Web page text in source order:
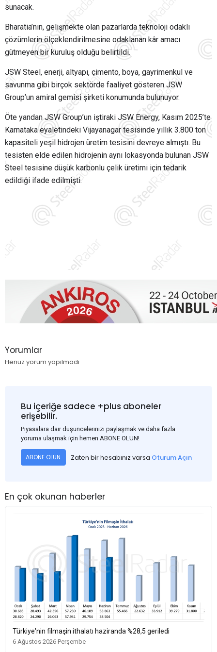
sunacak.
Bharatia’nın, gelişmekte olan pazarlarda teknoloji odaklı
çözümlerin ölçeklendirilmesine odaklanan kâr amacı
gütmeyen bir kuruluş olduğu belirtildi.
JSW Steel, enerji, altyapı, çimento, boya, gayrimenkul ve
savunma gibi birçok sektörde faaliyet gösteren JSW
Group’un amiral gemisi şirketi konumunda bulunuyor.
Öte yandan JSW Group’un iştiraki JSW Energy, Kasım 2025’te
Karnataka eyaletindeki Vijayanagar tesisinde yıllık 3.800 ton
kapasiteli yeşil hidrojen üretim tesisini devreye almıştı. Bu
tesisten elde edilen hidrojenin aynı lokasyonda bulunan JSW
Steel tesisine düşük karbonlu çelik üretimi için tedarik
edildiği ifade edilmişti.
Yorumlar
Henüz yorum yapılmadı
Bu içeriğe sadece +plus aboneler
erişebilir.
Piyasalara dair düşüncelerinizi paylaşmak ve daha fazla
yoruma ulaşmak için hemen ABONE OLUN!
ABONE OLUN Zaten bir hesabınız varsa Oturum Açın
En çok okunan haberler
Türkiye'nin filmaşin ithalatı haziranda %28,5 geriledi
6 Ağustos 2026 Perşembe